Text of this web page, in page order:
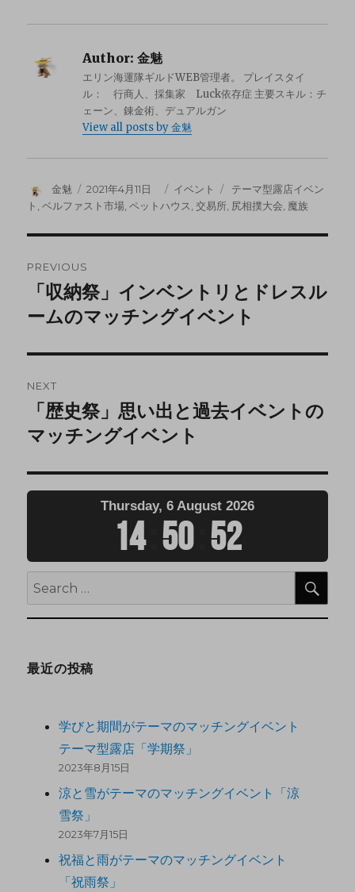
Author: 金魅
エリン海運隊ギルドWEB管理者。 プレイスタイ
ル： 行商人、採集家 Luck依存症 主要スキル：チ
ェーン、錬金術、デュアルガン
View all posts by 金魅
金魅 2021年4月11日 イベント
テーマ型露店イベン
ト ,ベルファスト市場 ,ペットハウス ,交易所 尻相撲大会 魔族
PREVIOUS
「収納祭」インベントリとドレスル
ームのマッチングイベント
NEXT
「歴史祭」思い出と過去イベントの
マッチングイベント
Thursday, 6 August 2026
14 50 53
最近の投稿
学びと期間がテーマのマッチングイベント
テーマ型露店「学期祭」
2023年8月15日
涼と雪がテーマのマッチングイベント「涼
雪祭」
2023年7月15日
祝福と雨がテーマのマッチングイベント
「祝雨祭」